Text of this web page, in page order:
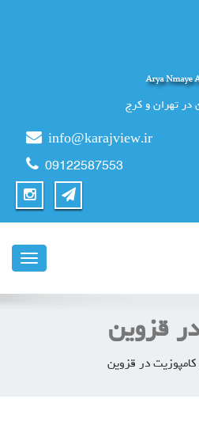
در تهران و کرج
info@karajview.ir
09122587553
ناوبری
قزوین
در قزوین